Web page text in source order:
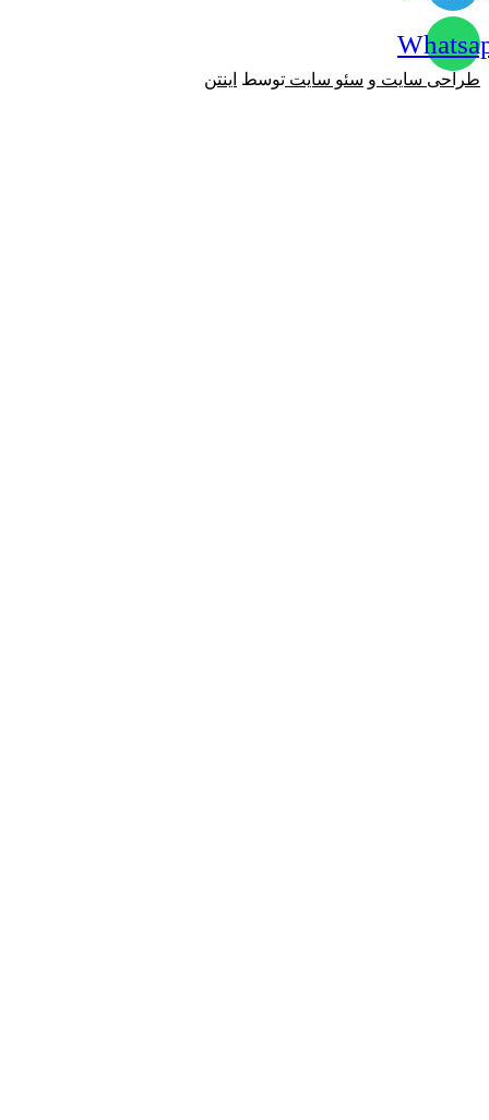
طراحی سایت و سئو سایت توسط اینتن